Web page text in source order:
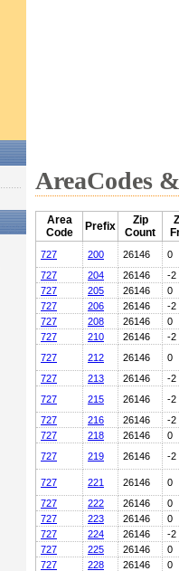
AreaCodes
Area
Code
Prefix
Zip
Count
727 200 26146
0
727
204 26146
-2
727
205 26146
0
727
206 26146
-2
727
208 26146
0
727
210 26146
-2
727
212 26146
0
727
213 26146
-2
727
215 26146
-2
727
216 26146
-2
727
218 26146
0
727
219 26146 -2
727 221 26146
0
727
222 26146
0
727
223 26146
0
727
224 26146
-2
727
225 26146
0
727
228 26146
0